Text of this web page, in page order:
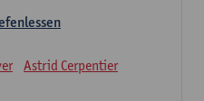
Astrid Cerpentier